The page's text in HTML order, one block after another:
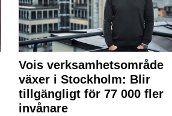
Vois verksamhetsområde
växer i Stockholm: Blir
tillgängligt för 77 000 fler
invånare